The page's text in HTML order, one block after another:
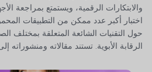
والابتكارات الرقمية، ويستمتع بمراجعة
اختبار أكبر عدد ممكن من التطبيقات
حول التقنيات الشائعة المتعلقة بمختلف
الرقابة الأبوية. تستند مقالاته ومنشوراته